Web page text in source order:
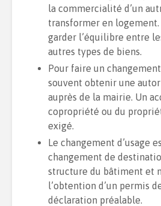
la commercialité d’un
transformer en logement.
garder l’équilibre entre
autres types de biens.
Pour faire un
souvent obtenir une
auprès de la mairie. Un
copropriété ou du
exigé.
Le changement d’usage
changement de
structure du bâtiment et
l’obtention d’un permis
déclaration préalable.